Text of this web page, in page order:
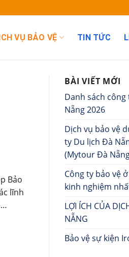
VỤ BẢO VỆ TIN TỨC
Bảo
lĩnh
BÀI VIẾT MỚI
Danh sách
Nẵng 2026
Dịch vụ bảo vệ
ty Du lịch Đà
(Mytour Đà
Công ty bảo vệ
kinh nghiệm
LỢI ÍCH CỦA
NẴNG
Bảo vệ sự kiện